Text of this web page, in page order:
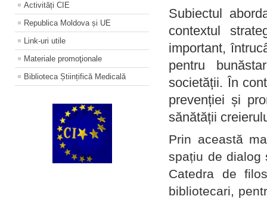
Activități CIE
Republica Moldova și UE
Link-uri utile
Materiale promoţionale
Biblioteca Științifică Medicală
Subiectul
contextul
important,
pentru
societății. În
prevenției și
sănătății
Prin această
spațiu de dialog
Catedra de
bibliotecari,